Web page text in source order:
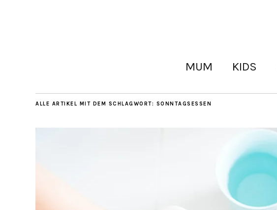
MUM KIDS
ALLE ARTIKEL MIT DEM SCHLAGWORT: SONNTAGSESSEN